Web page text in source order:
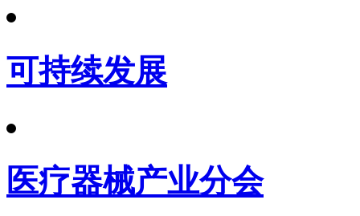
可持续发展
医疗器械产业分会